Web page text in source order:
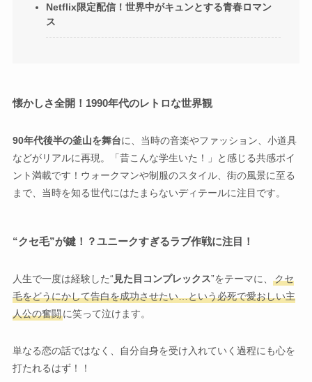
Netflix限定配信！世界中がキュンとする青春ロマン
ス
懐かしさ全開！1990年代のレトロな世界観
90年代後半の釜山を舞台に、当時の音楽やファッション、小道具
などがリアルに再現。「昔こんな学生いた！」と感じる共感ポイ
ント満載です！ウォークマンや制服のスタイル、街の風景に至る
まで、当時を知る世代にはたまらないディテールに注目です。
“クセ毛”が鍵！？ユニークすぎるラブ作戦に注目！
人生で一度は経験した“ 見た目コンプレックス”をテーマに、
クセ
毛をどうにかして告白を成功させたい…という必死で愛おしい主
人公の奮闘に笑って泣けます。
単なる恋の話ではなく、自分自身を受け入れていく過程にも心を
打たれるはず！！